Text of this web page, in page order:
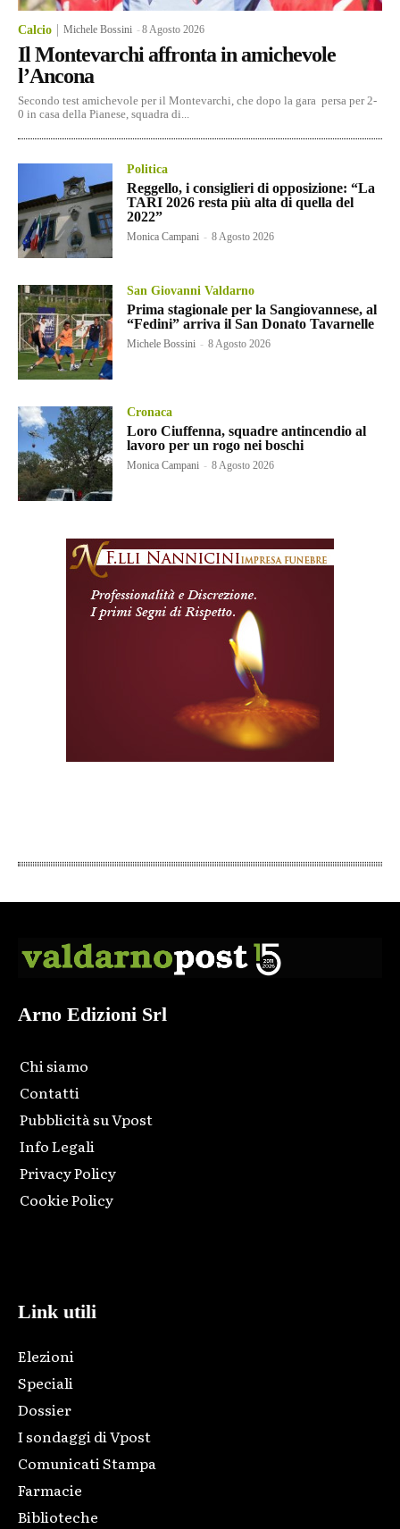
Calcio Michele Bossini -8 Agosto 2026
Il Montevarchi affronta in amichevole
l’Ancona
Secondo test amichevole per il Montevarchi, che dopo la gara persa per 2-
0 in casa della Pianese, squadra di...
Politica
Reggello, i consiglieri di opposizione: “La
TARI 2026 resta più alta di quella del
2022”
Monica Campani - 8 Agosto 2026
San Giovanni Valdarno
Prima stagionale per la Sangiovannese, al
“Fedini” arriva il San Donato Tavarnelle
Michele Bossini - 8 Agosto 2026
Cronaca
Loro Ciuffenna, squadre antincendio al
lavoro per un rogo nei boschi
Monica Campani - 8 Agosto 2026
Arno Edizioni Srl
Chi siamo
Contatti
Pubblicità su Vpost
Info Legali
Privacy Policy
Cookie Policy
Link utili
Elezioni
Speciali
Dossier
I sondaggi di Vpost
Comunicati Stampa
Farmacie
Biblioteche